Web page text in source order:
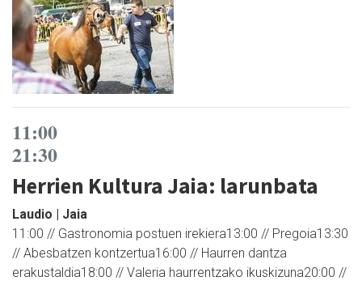
11:00
21:30
Herrien Kultura Jaia: larunbata
Laudio | Jaia
11:00 // Gastronomia postuen irekiera13:00 // Pregoia13:30
// Abesbatzen kontzertua16:00 // Haurren dantza
erakustaldia18:00 // Valeria haurrentzako ikuskizuna20:00 //